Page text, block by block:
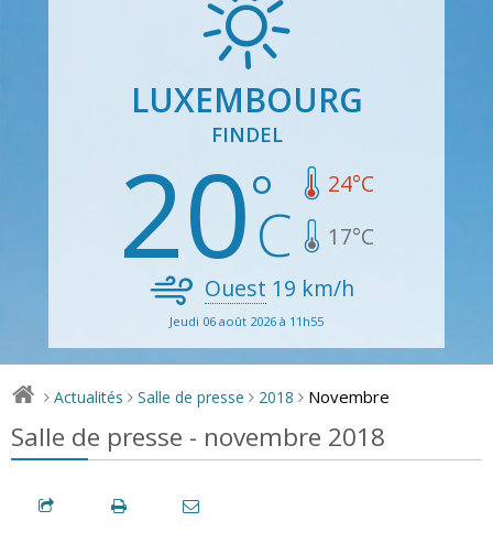
LUXEMBOURG
FINDEL
20 24°C
17°C
Ouest 19 km/h
Jeudi 06 août 2026 à 11h55
> Actualités > Salle de presse > 2018 > Novembre
Salle de presse - novembre 2018